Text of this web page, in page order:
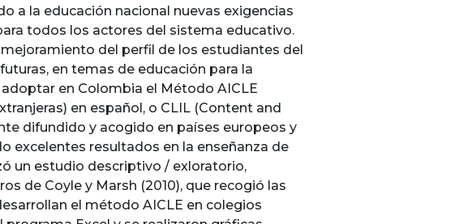
a la educación nacional nuevas exigencias
todos los actores del sistema educativo.
del perfil de los estudiantes del
en temas de educación para la
en Colombia el Método AICLE
en español, o CLIL (Content and
difundido y acogido en países europeos y
excelentes resultados en la enseñanza de
un estudio descriptivo / exloratorio,
de Coyle y Marsh (2010), que recogió las
el método AICLE en colegios